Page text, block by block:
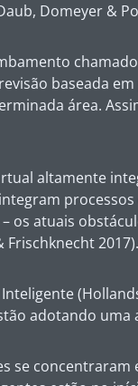
Domeyer &
baseada
área.
altamente
os atuais
2017).
adotando
se